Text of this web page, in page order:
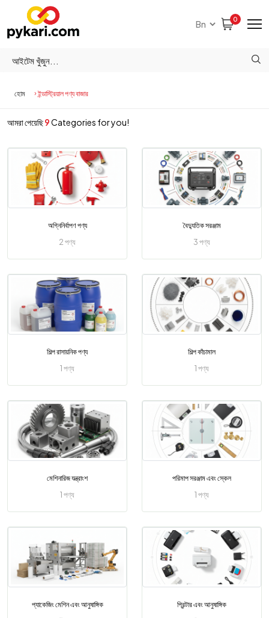
0
হোম ইন্ডাস্ট্রিয়াল পণ্য বাজার
আমরা পেয়েছি9Categories for you!
অগ্নিনির্বাপণ পণ্য
2 পণ্য
বৈদ্যুতিক সরঞ্জাম
3 পণ্য
শিল্প রাসায়নিক পণ্য
1 পণ্য
শিল্প কাঁচামাল
1 পণ্য
মেশিনারিজ যন্ত্রাংশ
1 পণ্য
পরিমাপ সরঞ্জাম এবং স্কেল
1 পণ্য
প্যাকেজিং মেশিন এবং আনুষাঙ্গিক প্রিন্টার এবং আনুষাঙ্গিক